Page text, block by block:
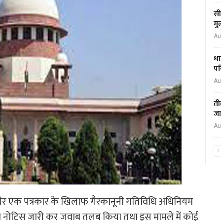
एक पत्रकार के खिलाफ गैरकानूनी गतिविधि अधिनियम
जारी कर जवाब तलब किया तथा इस मामले में कोई